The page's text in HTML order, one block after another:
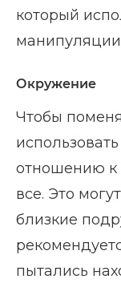
который
Окружение
Чтобы
отношению к
все. Это
близкие
пытались